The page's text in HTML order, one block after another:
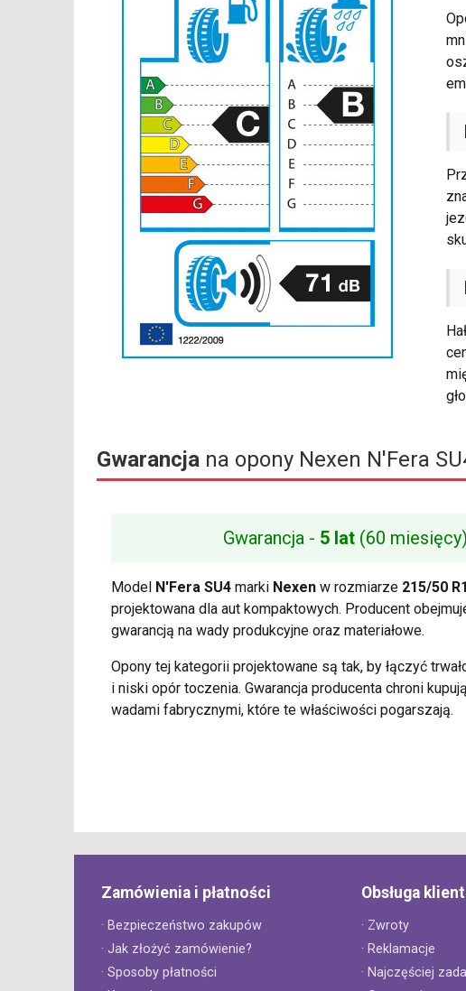
Gwarancja na opony Nexen N'Fera
Gwarancja - 5 lat(60 miesięcy)
Model N'Fera SU4 marki Nexen w rozmiarze 215/50
projektowana dla aut kompaktowych. Producent
gwarancją na wady produkcyjne oraz materiałowe.
Opony tej kategorii projektowane są tak, by łączyć
i niski opór toczenia. Gwarancja producenta chroni
wadami fabrycznymi, które te właściwości pogarszają.
Zamówienia i płatności
· Bezpieczeństwo zakupów
· Jak złożyć zamówienie?
· Sposoby płatności
Obsługa
· Zwroty
· Reklamacje
· Najczęściej